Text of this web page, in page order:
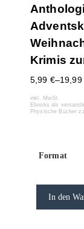
Krimis
5,99 €–19,99
inkl. MwSt.
Ebooks als
Physische Bücher
Format
In den